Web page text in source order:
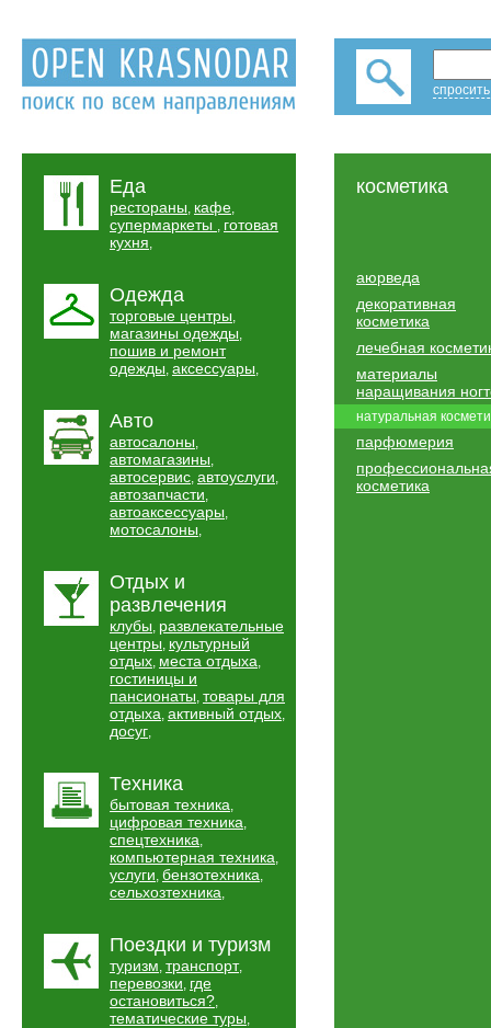
Еда
рестораны, кафе,
супермаркеты , готовая
кухня,
Одежда
торговые центры,
магазины одежды,
пошив и ремонт
одежды, аксессуары,
Авто
автосалоны,
автомагазины,
автосервис, автоуслуги,
автозапчасти,
автоаксессуары,
мотосалоны,
Отдых и
развлечения
клубы, развлекательные
центры, культурный
отдых, места отдыха,
гостиницы и
пансионаты, товары для
отдыха, активный отдых,
досуг,
Техника
бытовая техника,
цифровая техника,
спецтехника,
компьютерная техника,
услуги, бензотехника,
сельхозтехника,
Поездки и туризм
туризм, транспорт,
перевозки, где
остановиться?,
тематические туры,
косметика
аюрведа
декоративная
косметика
лечебная
материалы
наращивания
натуральная
парфюмерия
косметика